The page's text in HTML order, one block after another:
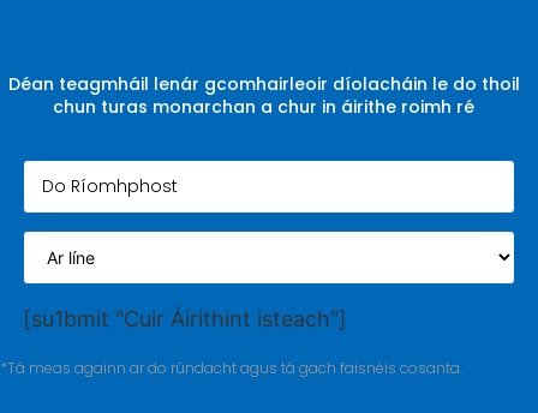
Déan teagmháil lenár gcomhairleoir díolacháin le do thoil
chun turas monarchan a chur in áirithe roimh ré
[su1bmit "Cuir Áirithint isteach"]
*Tá meas againn ar do rúndacht agus tá gach faisnéis cosanta.